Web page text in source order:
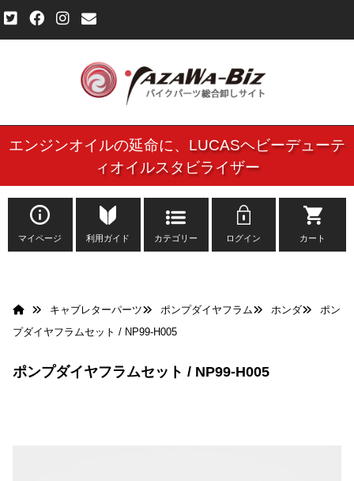
ご利用規約
個人情報保護方針
よくある質問
お問い合わせ
エンジンオイルの延命に、 LUCASヘビーデューテ
ィオイルスタビライザー
マイページ 利用ガイド カテゴリー ログイン カート
キャブレターパーツ ポンプダイヤフラム ホンダ
ポン
プダイヤフラムセット / NP99-H005
ポンプダイヤフラムセット / NP99-H005